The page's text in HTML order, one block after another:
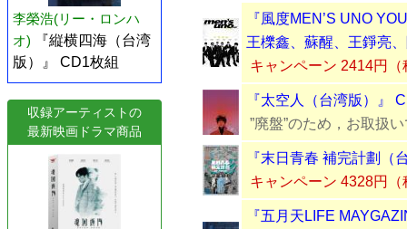
李榮浩(リー・ロンハ
オ)
『縦横四海（台湾
版）』 CD1枚組
収録アーティストの
最新映画ドラマ商品
『風度MEN’S UNO
王櫟鑫、蘇醒、王錚亮
キャンペーン 2414円
『太空人（台湾版）』
”廃盤”のため，お取扱
『末日青春 補完計劃（
キャンペーン 4328円（
『五月天LIFE